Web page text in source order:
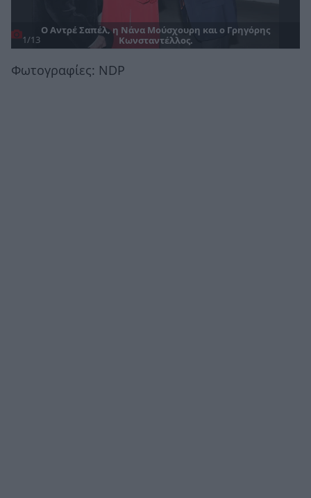
Ο Αντρέ Σαπέλ, η Νάνα Μούσχουρη και ο Γρηγόρης
Κωνσταντέλλος.
1/13
Φωτογραφίες: NDP